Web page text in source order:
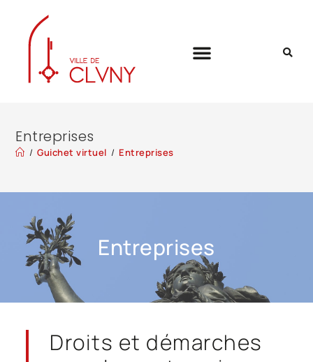
Entreprises
/ Guichet virtuel / Entreprises
Entreprises
Droits et démarches